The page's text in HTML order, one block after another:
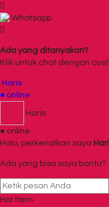
Whatsapp
Ada yang ditanyakan?
Klik untuk chat dengan
Haris
● online
Haris
● online
Halo, perkenalkan saya
Ada yang bisa saya bantu?
Hot Item